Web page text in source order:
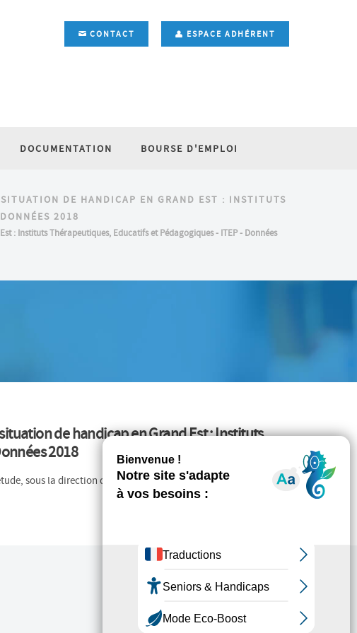
CONTACT ESPACE ADHÉRENT
DOCUMENTATION BOURSE D'EMPLOI
DE HANDICAP EN GRAND EST : INSTITUTS
2018
: Instituts Thérapeutiques, Educatifs et Pédagogiques - ITEP - Données
de handicap en Grand Est : Instituts
2018
sous la direction de Thibault Marmont - Décembre 2019